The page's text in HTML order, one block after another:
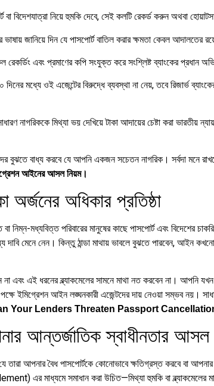
বিদেশযাত্রা নিয়ে হুমকি দেবে, সেই কলটি রেকর্ড করুন অথবা
ভাষায় জানিয়ে দিন যে পাসপোর্ট বাতিল করার ক্ষমতা কেবল
এবং প্রমাণের কপি সংযুক্ত করে সংশ্লিষ্ট ব্যাংকের প্রধান
দিনের মধ্যে ওই এজেন্টের বিরুদ্ধে ব্যবস্থা না নেয়, তবে রিজার্ভ
নাগরিককে মিথ্যা ভয় দেখিয়ে টাকা আদায়ের চেষ্টা করা ভারতীয়
বাধ্য করবে যে আপনি একজন সচেতন নাগরিক। সর্বদা মনে
আইনের আসল নিয়ম।
অধিকার প্রতিষ্ঠা
নিম্ন-মধ্যবিত্ত পরিবারের মানুষের কাছে পাসপোর্ট এবং বিদেশের
মেনে নেন। কিন্তু ঠান্ডা মাথায় ভাবলে বুঝতে পারবেন, আইন
না এবং এই ধরনের ব্ল্যাকমেলের সামনে মাথা নত করবেন না। আপনি
ইমিগ্রেশন আইন লঙ্ঘনকারী এজেন্টদের দায় নেওয়া সম্ভব
‘Can Your Lenders Threaten Passport
আন্তর্জাতিক স্বাধীনতার আসল
তারা আপনার বৈধ পাসপোর্টকে কোনোভাবে ক্ষতিগ্রস্ত করবে বা
এর মাধ্যমে সমাধান করা উচিত—মিথ্যা হুমকি বা ব্ল্যাকমেলের